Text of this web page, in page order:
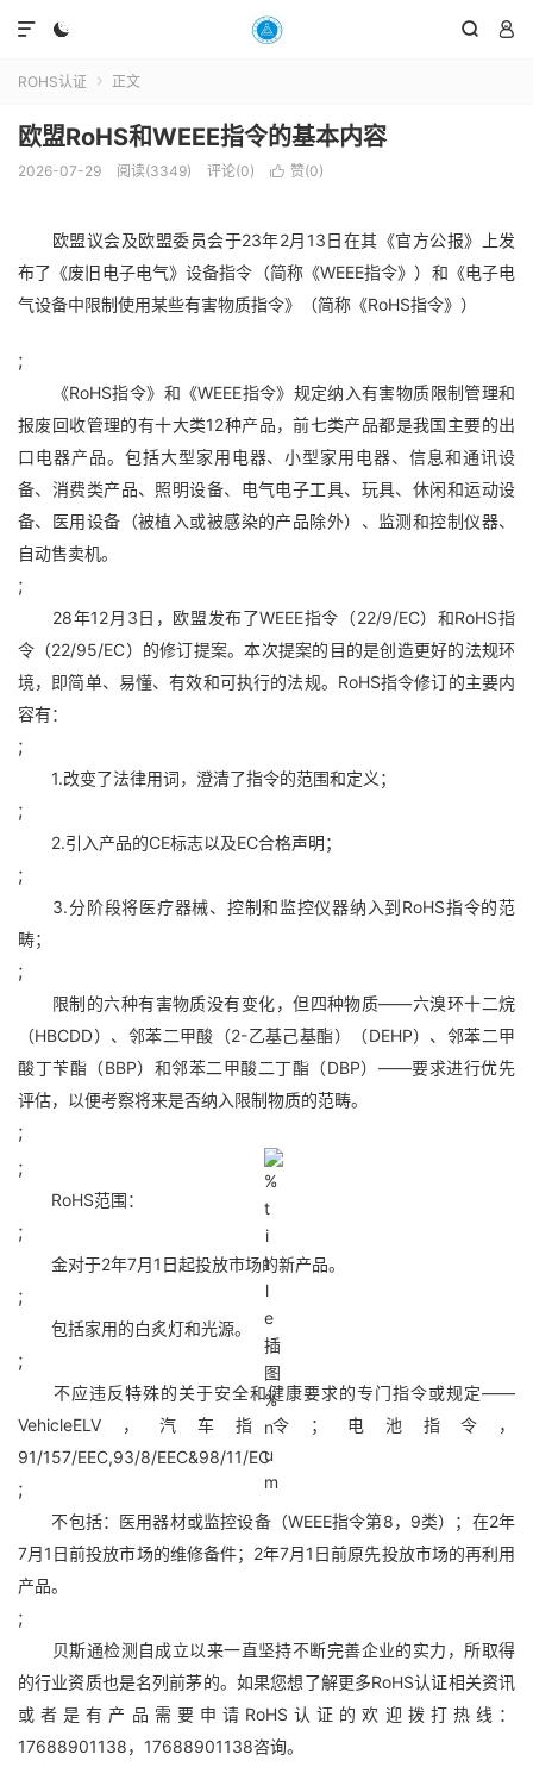
  

ROHS认证  正文
欧盟RoHS和WEEE指令的基本内容
2026-07-29 阅读(3349) 评论(0)  赞(0)
欧盟议会及欧盟委员会于23年2月13日在其《官方公报》上发
布了《废旧电子电气》设备指令（简称《WEEE指令》）和《电子电
气设备中限制使用某些有害物质指令》（简称《RoHS指令》）
;
《RoHS指令》和《WEEE指令》规定纳入有害物质限制管理和
报废回收管理的有十大类12种产品，前七类产品都是我国主要的出
口电器产品。包括大型家用电器、小型家用电器、信息和通讯设
备、消费类产品、照明设备、电气电子工具、玩具、休闲和运动设
备、医用设备（被植入或被感染的产品除外）、监测和控制仪器、
自动售卖机。
;
28年12月3日，欧盟发布了WEEE指令（22/9/EC）和RoHS指
令（22/95/EC）的修订提案。本次提案的目的是创造更好的法规环
境，即简单、易懂、有效和可执行的法规。RoHS指令修订的主要内
容有：
;
1.改变了法律用词，澄清了指令的范围和定义；
;
2.引入产品的CE标志以及EC合格声明；
;
3.分阶段将医疗器械、控制和监控仪器纳入到RoHS指令的范
畴；
;
限制的六种有害物质没有变化，但四种物质——六溴环十二烷
（HBCDD）、邻苯二甲酸（2-乙基己基酯）（DEHP）、邻苯二甲
酸丁苄酯（BBP）和邻苯二甲酸二丁酯（DBP）——要求进行优先
评估，以便考察将来是否纳入限制物质的范畴。
;
;
RoHS范围：
;
金对于2年7月1日起投放市场的新产品。
;
包括家用的白炙灯和光源。
;
不应违反特殊的关于安全和健康要求的专门指令或规定——
VehicleELV，汽车指令；电池指令，
91/157/EEC,93/8/EEC&98/11/EC
;
不包括：医用器材或监控设备（WEEE指令第8，9类）；在2年
7月1日前投放市场的维修备件；2年7月1日前原先投放市场的再利用
产品。
;
贝斯通检测自成立以来一直坚持不断完善企业的实力，所取得
的行业资质也是名列前茅的。如果您想了解更多RoHS认证相关资讯
或者是有产品需要申请RoHS认证的欢迎拨打热线：
17688901138，17688901138咨询。